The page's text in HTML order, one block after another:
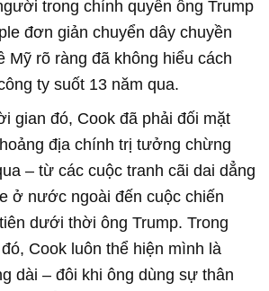
trong chính quyền ông Trump
đơn giản chuyển dây chuyền
Mỹ rõ ràng đã không hiểu cách
ty suốt 13 năm qua.
gian đó, Cook đã phải đối mặt
địa chính trị tưởng chừng
– từ các cuộc tranh cãi dai dẳng
ở nước ngoài đến cuộc chiến
dưới thời ông Trump. Trong
Cook luôn thể hiện mình là
dài – đôi khi ông dùng sự thân